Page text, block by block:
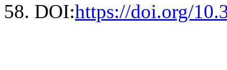
58. DOI:https://doi.org/